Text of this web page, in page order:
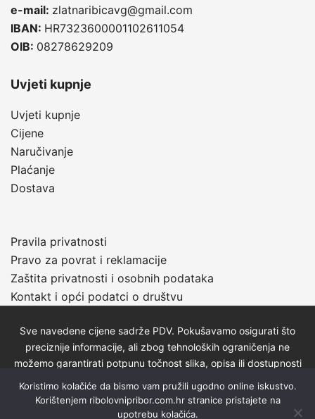
e-mail: zlatnaribicavg@gmail.com
IBAN: HR7323600001102611054
OIB: 08278629209
Uvjeti kupnje
Uvjeti kupnje
Cijene
Naručivanje
Plaćanje
Dostava
Pravila privatnosti
Pravo za povrat i reklamacije
Zaštita privatnosti i osobnih podataka
Kontakt i opći podatci o društvu
Sve navedene cijene sadrže PDV. Pokušavamo osigurati što
preciznije informacije, ali zbog tehnoloških ograničenja ne
možemo garantirati potpunu točnost slika, opisa ili dostupnosti
proizvoda. Za najažurnije informacije kontaktirajte nas putem
telefona: 01/2320-527 ili e-maila: zlatnaribicavg@gmail.com
Koristimo kolačiće da bismo vam pružili ugodno online iskustvo.
Korištenjem ribolovnipribor.com.hr stranice pristajete na
upotrebu kolačića.